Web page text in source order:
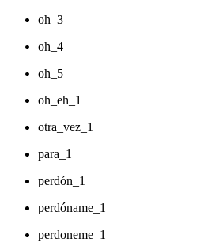
oh_3
oh_4
oh_5
oh_eh_1
otra_vez_1
para_1
perdón_1
perdóname_1
perdoneme_1